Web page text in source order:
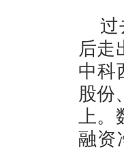
过
后走
中科
股份
上
融资